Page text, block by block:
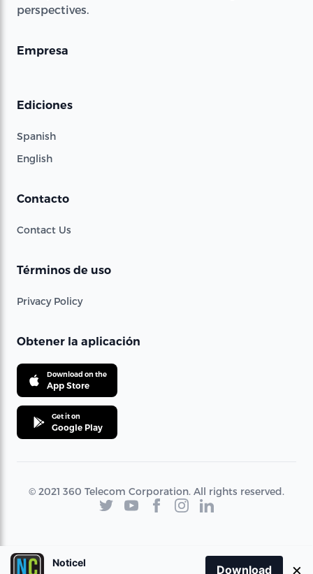
perspectives.
Empresa
Ediciones
Spanish
English
Contacto
Contact Us
Términos de uso
Privacy Policy
Obtener la aplicación
Download on the
App Store
Get it on
Google Play
© 2021 360 Telecom Corporation. All rights reserved.
Noticel
Download ×